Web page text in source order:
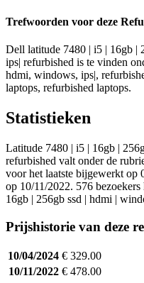
Trefwoorden voor deze
Dell latitude 7480 | i5 | 16gb |
ips| refurbished is te vinden
hdmi, windows, ips|,
laptops, refurbished laptops.
Statistieken
Latitude 7480 | i5 | 16gb |
refurbished valt onder de
voor het laatste bijgewerkt op
op 10/11/2022. 576
16gb | 256gb ssd | hdmi |
Prijshistorie van deze
10/04/2024 € 329.00
10/11/2022 € 478.00